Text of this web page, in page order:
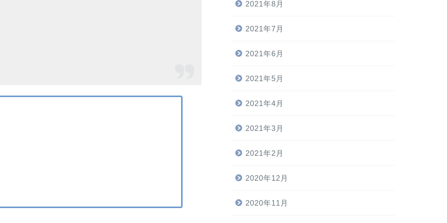
2021年8月
2021年7月
2021年6月
2021年5月
2021年4月
2021年3月
2021年2月
2020年12月
2020年11月